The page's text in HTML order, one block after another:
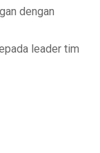
dengan
leader tim